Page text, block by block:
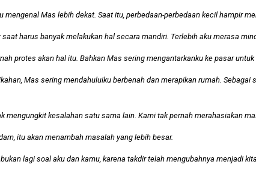
Mas lebih dekat. Saat itu, perbedaan-perbedaan kecil hampir
harus banyak melakukan hal secara mandiri. Terlebih aku merasa
protes akan hal itu. Bahkan Mas sering mengantarkanku ke pasar
Mas sering mendahuluiku berbenah dan merapikan rumah.
kesalahan satu sama lain. Kami tak pernah merahasiakan
itu akan menambah masalah yang lebih besar.
lagi soal aku dan kamu, karena takdir telah mengubahnya menjadi